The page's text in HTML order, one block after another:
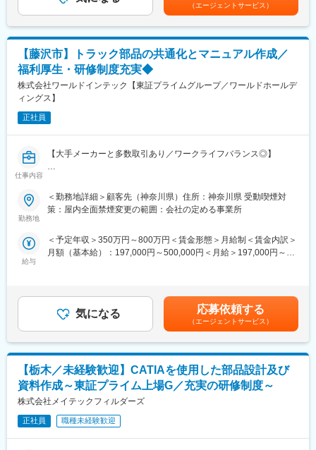
試作～資材調達～開発設計～製造（自社工場）とワンストップで
お客様のご要望に対応できることが最大の強み。また、夕方街に
流れる「夕焼け小焼け」の防災無線用のアンプは全国約40,000箇
所に設置された自社製品です。
今後の高齢化社会を見据え、医療機器業界にも参入。あなたの可
能性を広げ大きく羽ばたく舞台をご用意し、あなたの「“やりた
い”に就ける」を実現します。
整理
・NX CAD（いすゞ、マツダ、日産が採用する3D-CAD）を利用し
た資料作成
・作成した資料の翻訳機を活用した外国語化サポートと検証
・設計・開発部門や関連部署との技術的な内容の確認・調整
・納品スケジュール管理を含めた技術ドキュメントの品質向上業
務
■自社のエンジニア育成機関「A-LABO」：
アアップセミナー、エンジニア交流などを行えるスペースです。
成長に合わせて新しいものを生み出す企画力、人を動かすプレゼ
ューマンスキルの両軸で育成に取り組んでいます。また「A-
LABO」はカフェのような落ち着いた空間設計で、自習の場として
■当社について：
ていない新製品の開発など様々なプロジェクトに参画し、創業か
ら60年日本のモノづくりを支え続けています。試作～資材調達～
開発設計～製造（自社工場）とワンストップでお客様のご要望に
対応できることが最大の強み。また、夕方街に流れる「夕焼け小
焼け」の防災無線用のアンプは全国約40,000箇所に設置された自
社製品です。今後の高齢化社会を見据え、医療機器業界にも参
入。あなたの可能性を広げ大きく羽ばたく舞台をご用意し、あな
たの「“やりたい”に就ける」を実現します。
（エージェントサービス）
【藤沢市】トラック部品の共通化とマニュアル作成／
福利厚生・研修制度充実◆
株式会社ワールドインテック【東証プライムグループ／ワールドホールデ
ィングス】
正社員
仕事内容
【大手メーカーと多数取引あり／ワークライフバランス◎】
トラック部品の共通化、及びマニュアルの作成をお任せします。
就業規則や評価制度の説明など
2）配属先での就業スタート
ベテラン技術者の指導やe-learningも充実しています。
ご希望を最大限加味してキャリアUPや給与UPのサポートをいた
します。
◆当社の魅力
・「FOR Alliance System」という、担当営業、クライアントリー
ダー、シニアエキスパートの3者によるサポート体制があります。
・ワールドインテックのワークスタイルは、あなたのキャリア形
成をともに考え、自分にあった分野・勤務地で働けるというワー
クスタイルです。
勤務地
＜勤務地詳細＞顧客先（神奈川県）住所：神奈川県 受動喫煙対
策：屋内全面禁煙変更の範囲：会社の定める事業所
給与
＜予定年収＞350万円～800万円＜賃金形態＞月給制＜賃金内訳＞
月額（基本給）：197,000円～500,000円＜月給＞197,000円～
はございません。賃金はあくまでも目安の金額であり、選考を通
じて上下する可能性があります。月給(月額)は固定手当を含めた表
記です。
気になる 応募依頼する
（エージェントサービス）
【栃木／未経験歓迎】CATIAを使用した部品設計及び
資料作成～東証プライム上場G／充実の研修制度～
株式会社メイテックフィルダーズ
正社員 職種未経験歓迎